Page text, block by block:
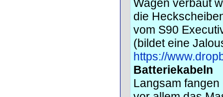
Wagen verbaut
die
vom S90
(bildet eine
https://
Batteriekabeln
Langsam